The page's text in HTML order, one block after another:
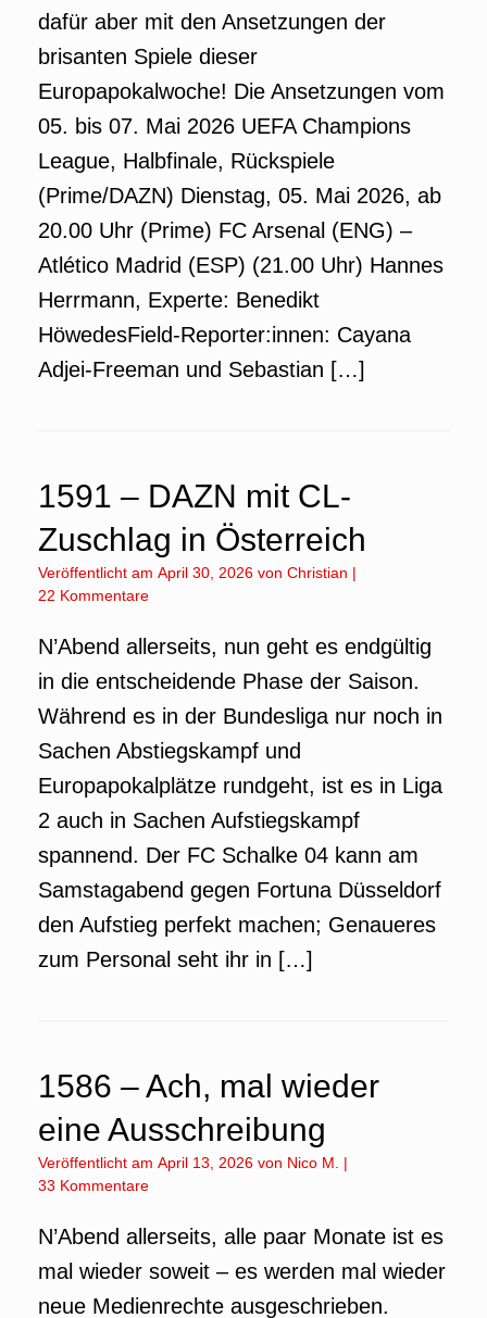
dafür aber mit den Ansetzungen der
brisanten Spiele dieser
Europapokalwoche! Die Ansetzungen vom
05. bis 07. Mai 2026 UEFA Champions
League, Halbfinale, Rückspiele
(Prime/DAZN) Dienstag, 05. Mai 2026, ab
20.00 Uhr (Prime) FC Arsenal (ENG) –
Atlético Madrid (ESP) (21.00 Uhr) Hannes
Herrmann, Experte: Benedikt
HöwedesField-Reporter:innen: Cayana
Adjei-Freeman und Sebastian […]
1591 – DAZN mit CL-
Zuschlag in Österreich
Veröffentlicht am April 30, 2026 von Christian |
22 Kommentare
N’Abend allerseits, nun geht es endgültig
in die entscheidende Phase der Saison.
Während es in der Bundesliga nur noch in
Sachen Abstiegskampf und
Europapokalplätze rundgeht, ist es in Liga
2 auch in Sachen Aufstiegskampf
spannend. Der FC Schalke 04 kann am
Samstagabend gegen Fortuna Düsseldorf
den Aufstieg perfekt machen; Genaueres
zum Personal seht ihr in […]
1586 – Ach, mal wieder
eine Ausschreibung
Veröffentlicht am April 13, 2026 von Nico M.
|
33 Kommentare
N’Abend allerseits, alle paar Monate ist es
mal wieder soweit – es werden mal wieder
neue Medienrechte ausgeschrieben.